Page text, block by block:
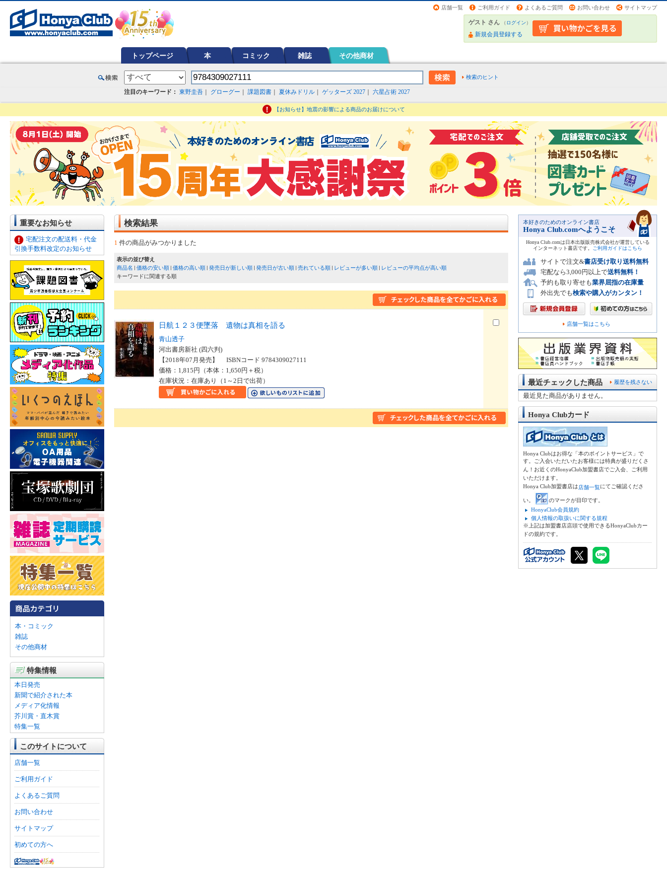
店舗一覧 ご利用ガイド よくあるご質問 お問い合わせ サイトマップ
ゲスト さん （ログイン）
新規会員登録する
トップページ 本 コミック 雑誌 その他商材
検索のヒント
注目のキーワード： 東野圭吾 グローグー 課題図書 夏休みドリル ゲッターズ 2027 六星占術 2027
【お知らせ】地震の影響による商品のお届けについて
重要なお知らせ
宅配注文の配送料・代金
引換手数料改定のお知らせ
本・コミック
雑誌
その他商材
特集情報
本日発売
新聞で紹介された本
メディア化情報
芥川賞・直木賞
特集一覧
このサイトについて
店舗一覧
ご利用ガイド
よくあるご質問
お問い合わせ
サイトマップ
初めての方へ
検索結果
1 件の商品がみつかりました
表示の並び替え
商品名
価格の安い順 価格の高い順 発売日が新しい順 発売日が古い順 売れている順 レビューが多い順
レビューの平均点が高い順
キーワードに関連する順
日航１２３便墜落 遺物は真相を語る
青山透子
河出書房新社 (四六判)
【2018年07月発売】 ISBNコード 9784309027111
価格：1,815円（本体：1,650円＋税）
在庫状況：在庫あり（1～2日で出荷）
本好きのためのオンライン書店
Honya Club.comへようこそ
Honya Club.comは日本出版販売株式会社が運営している
インターネット書店です。
ご利用ガイドはこちら
サイトで注文&書店受け取り送料無料
宅配なら3,000円以上で送料無料！
予約も取り寄せも業界屈指の在庫量
外出先でも検索や購入がカンタン！
店舗一覧はこちら
履歴を残さない
最近チェックした商品
最近見た商品がありません。
Honya Clubカード
Honya Clubはお得な「本のポイントサービス」で
す。ご入会いただいたお客様には特典が盛りだくさ
ん！お近くのHonyaClub加盟書店でご入会、ご利用
いただけます。
Honya Club加盟書店は店舗一覧にてご確認くださ
い。
のマークが目印です。
HonyaClub会員規約
個人情報の取扱いに関する規程
※上記は加盟書店店頭で使用できるHonyaClubカー
ドの規約です。